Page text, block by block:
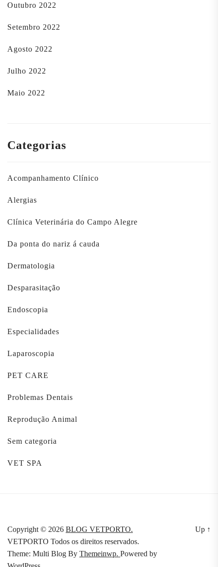
Outubro 2022
Setembro 2022
Agosto 2022
Julho 2022
Maio 2022
Categorias
Acompanhamento Clínico
Alergias
Clínica Veterinária do Campo Alegre
Da ponta do nariz á cauda
Dermatologia
Desparasitação
Endoscopia
Especialidades
Laparoscopia
PET CARE
Problemas Dentais
Reprodução Animal
Sem categoria
VET SPA
Copyright © 2026 BLOG VETPORTO.
VETPORTO Todos os direitos reservados.
Theme: Multi Blog By Themeinwp. Powered by
Up ↑